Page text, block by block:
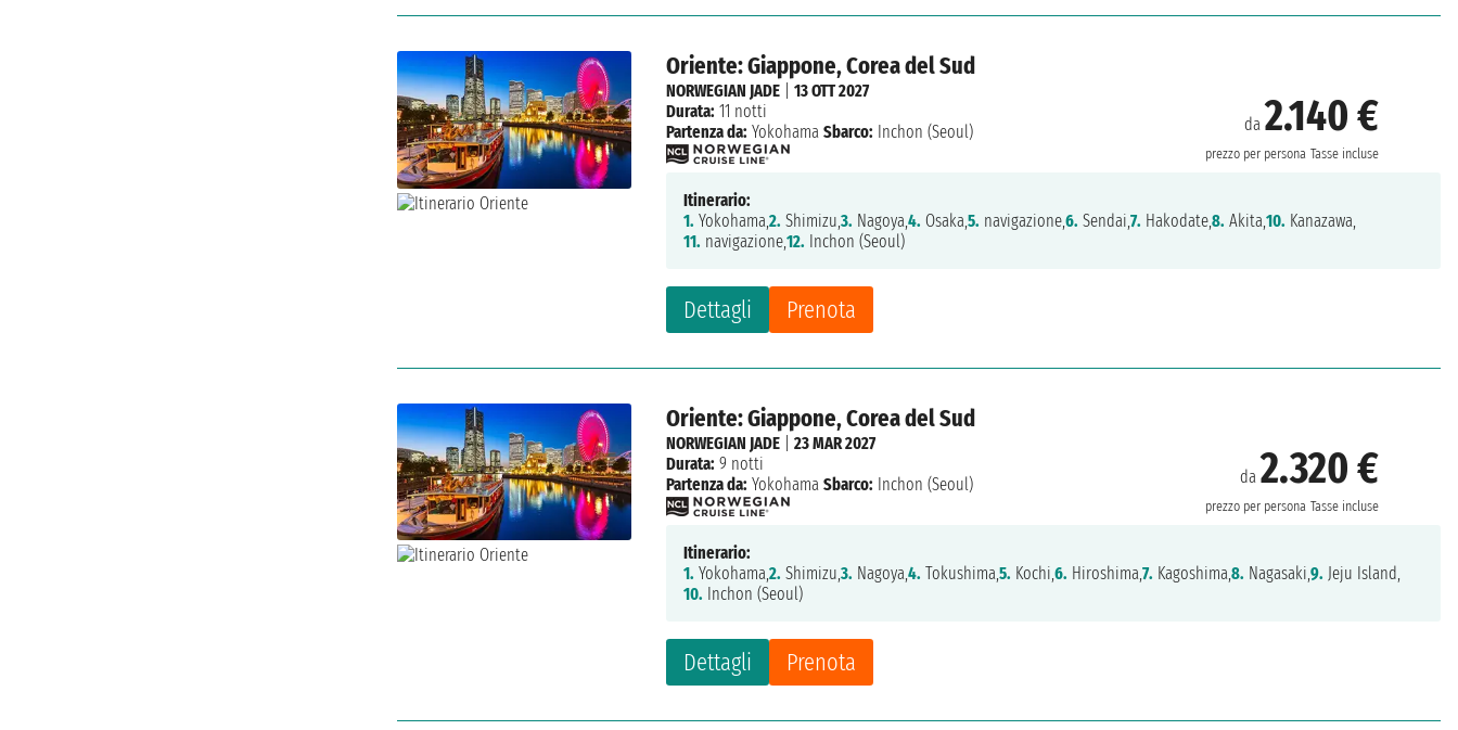
Oriente: Giappone, Corea del Sud
da2.140 €
prezzo per persona Tasse incluse
Dettagli Prenota
NORWEGIAN JADE |13 OTT 2027
Durata: 11 notti
Partenza da: Yokohama Sbarco: Inchon (Seoul)
Itinerario:
1. Yokohama,2. Shimizu,3. Nagoya,4. Osaka,5. navigazione,6. Sendai,7. Hakodate,8. Akita,10. Kanazawa,
11. navigazione,12. Inchon (Seoul)
Oriente: Giappone, Corea del Sud
da2.320 €
prezzo per persona Tasse incluse
Dettagli Prenota
NORWEGIAN JADE |23 MAR 2027
Durata: 9 notti
Partenza da: Yokohama Sbarco: Inchon (Seoul)
Itinerario:
1. Yokohama,2. Shimizu,3. Nagoya,4. Tokushima,5. Kochi,6. Hiroshima,7. Kagoshima,8. Nagasaki,9. Jeju Island,
10. Inchon (Seoul)